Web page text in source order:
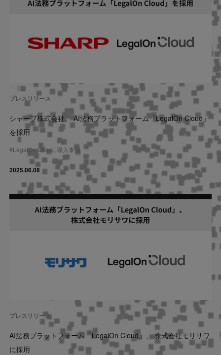
プレスリリース
シャープ株式会社、 AI法務プラットフォーム「LegalOn Cloud」
を採用
#LegalOn Cloud, 導入事例
2025.06.06
プレスリリース
AI法務プラットフォーム「LegalOn Cloud」、 株式会社モリサワ
に採用